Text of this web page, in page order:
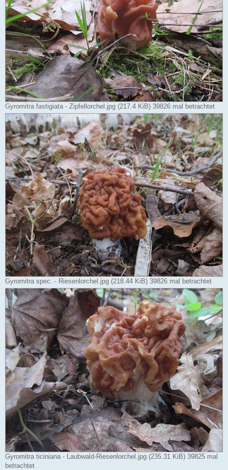
Gyromitra fastigiata - Zipfellorchel.jpg (217.4 KiB) 39826 mal betrachtet
Gyromitra spec. - Riesenlorchel.jpg (218.44 KiB) 39826 mal betrachtet
Gyromitra ticiniana - Laubwald-Riesenlorchel.jpg (235.31 KiB) 39825 mal
betrachtet